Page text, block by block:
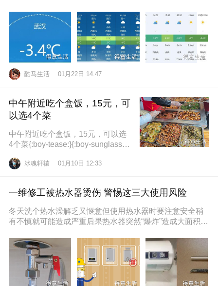
酷马生活 01月22日 14:47
中午附近吃个盒饭，15元，可
以选4个菜
中午附近吃个盒饭，15元，可以选
4个菜{:boy-tease:}{:boy-sunglasse
冰魂轩辕 01月10日 12:33
一维修工被热水器烫伤 警惕这三大使用风险
冬天洗个热水澡解乏又惬意但使用热水器时要注意安全稍
有不慎就可能造成严重后果热水器突然“爆炸”造成大面积烫